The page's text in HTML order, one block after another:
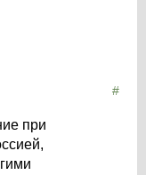
#
при